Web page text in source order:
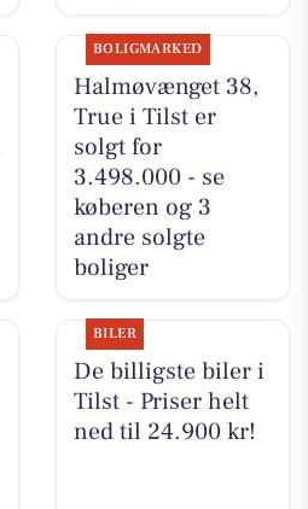
BOLIGMARKED
Halmøvænget 38,
True i Tilst er
solgt for
3.498.000 - se
køberen og 3
andre solgte
boliger
BILER
De billigste biler i
Tilst - Priser helt
ned til 24.900 kr!